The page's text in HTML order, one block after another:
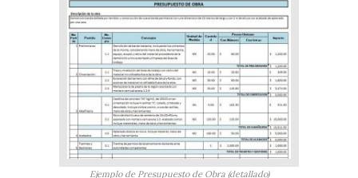
Ejemplo de Presupuesto de Obra (detallado)